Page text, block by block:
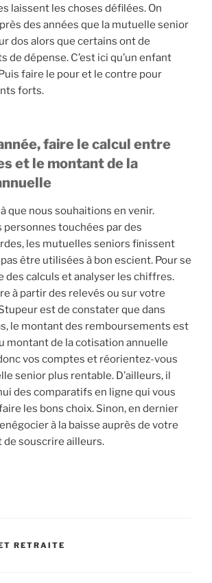
laissent les choses défilées. On
des années que la mutuelle senior
dos alors que certains ont de
de dépense. C’est ici qu’un enfant
faire le pour et le contre pour
forts.
faire le calcul entre
et le montant de la
que nous souhaitions en venir.
personnes touchées par des
les mutuelles seniors finissent
être utilisées à bon escient. Pour se
des calculs et analyser les chiffres.
à partir des relevés ou sur votre
est de constater que dans
le montant des remboursements est
montant de la cotisation annuelle
vos comptes et réorientez-vous
senior plus rentable. D’ailleurs, il
des comparatifs en ligne qui vous
les bons choix. Sinon, en dernier
à la baisse auprès de votre
de souscrire ailleurs.
RETRAITE